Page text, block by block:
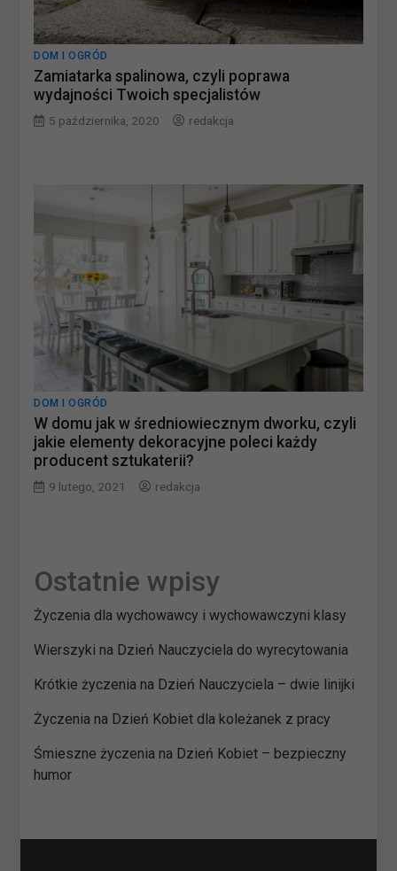
DOM I OGRÓD
Zamiatarka spalinowa, czyli poprawa
wydajności Twoich specjalistów
5 października, 2020 redakcja
DOM I OGRÓD
W domu jak w średniowiecznym dworku, czyli
jakie elementy dekoracyjne poleci każdy
producent sztukaterii?
9 lutego, 2021 redakcja
Ostatnie wpisy
Życzenia dla wychowawcy i wychowawczyni klasy
Wierszyki na Dzień Nauczyciela do wyrecytowania
Krótkie życzenia na Dzień Nauczyciela – dwie linijki
Życzenia na Dzień Kobiet dla koleżanek z pracy
Śmieszne życzenia na Dzień Kobiet – bezpieczny
humor